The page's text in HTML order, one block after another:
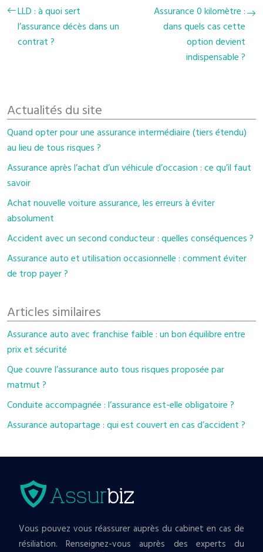
LLD : à quoi sert
l’assurance décès dans un
contrat ?
Assurance 0 kilomètre :
dans quels cas cette
option devient
indispensable ?
Actualités du site
Quand opter pour une assurance intermédiaire (tiers étendu)
au lieu de tous risques ?
Assurance après l’achat d’un véhicule d’occasion : ce qu’il faut
savoir
Achat nouvelle voiture assurance, les erreurs à éviter
absolument
Accident avec un second conducteur : quelles conséquences ?
Assurance auto et utilisation occasionnelle : comment éviter
de trop payer ?
Articles similaires
Assurance auto avec franchise faible : un bon équilibre entre
prix et sécurité
Que couvre l’assurance auto tous risques proposée par
matmut ?
Conduite accompagnée : l’assurance est-elle obligatoire ?
Assurance autopartage : qui est couvert en cas d’accident ?
Vous pouvez vous réassurer auprès du cabinet en cas de
résiliation. Renseignez-vous auprès des experts du